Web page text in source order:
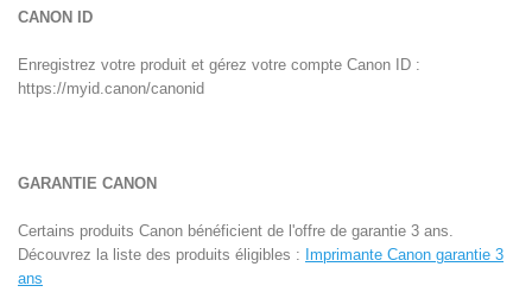
CANON ID
Enregistrez votre produit et gérez votre compte Canon ID :
https://myid.canon/canonid
GARANTIE CANON
Certains produits Canon bénéficient de l'offre de garantie 3 ans.
Découvrez la liste des produits éligibles : Imprimante Canon garantie 3
ans